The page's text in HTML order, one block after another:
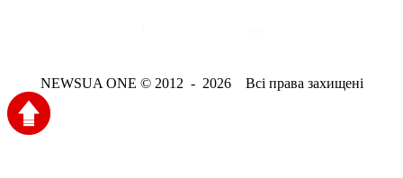
NEWSUA ONE © 2012 - 2026 Всі права захищені